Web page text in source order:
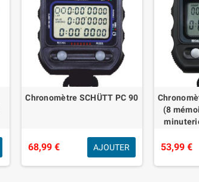
Chronomètre SCHÜTT PC 90
68,99 € AJOUTER
(8
53,99 €